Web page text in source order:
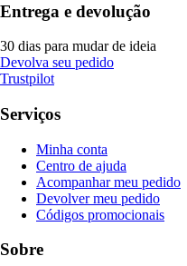
Entrega e devolução
30 dias para mudar de ideia
Devolva seu pedido
Trustpilot
Serviços
Minha conta
Centro de ajuda
Acompanhar meu pedido
Devolver meu pedido
Códigos promocionais
Sobre